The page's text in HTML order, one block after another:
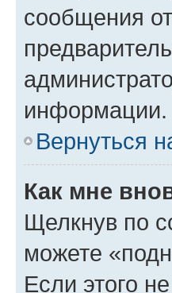
сообщения
информации.
Вернуться
Как мне
Щелкнув по
можете
Если этого